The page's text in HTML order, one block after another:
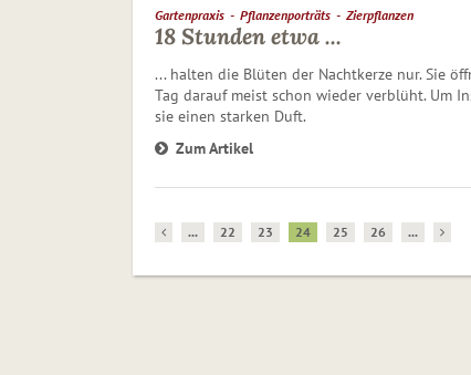
Gartenpraxis Pflanzenporträts Zierpflanzen
18 Stunden etwa ...
... halten die Blüten der Nachtkerze nur. Sie
Tag darauf meist schon wieder verblüht. Um
sie einen starken Duft.
Zum Artikel
... 22 23 24 25 26 ...